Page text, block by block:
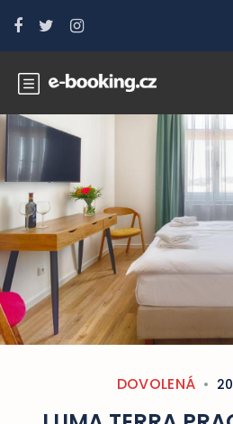
DOVOLENÁ